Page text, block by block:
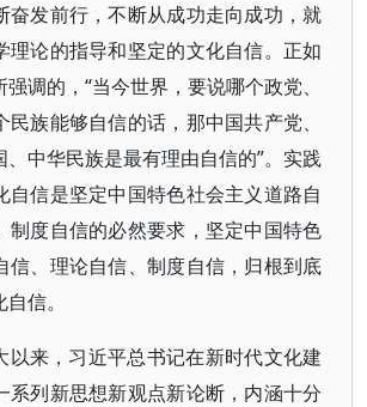
奋发前行，不断从成功走向成功，就
理论的指导和坚定的文化自信。正如
调的，“当今世界，要说哪个政党、
族能够自信的话，那中国共产党、
中华民族是最有理由自信的”。实践
自信是坚定中国特色社会主义道路自
制度自信的必然要求，坚定中国特色
信、理论自信、制度自信，归根到底
信。
以来，习近平总书记在新时代文化建
系列新思想新观点新论断，内涵十分